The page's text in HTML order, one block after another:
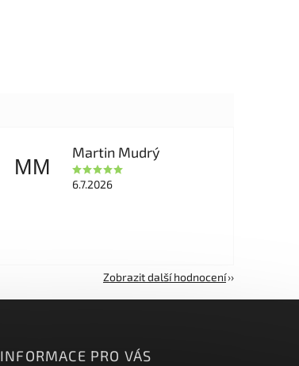
MM
Martin Mudrý
6.7.2026
Zobrazit další hodnocení
INFORMACE PRO VÁS